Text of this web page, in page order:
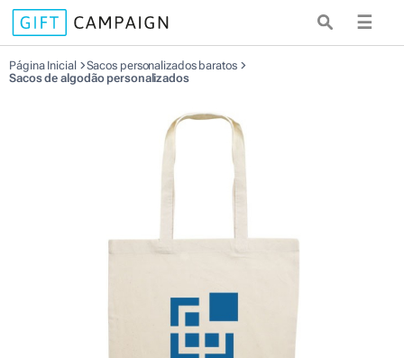
☰
Página Inicial
Sacos personalizados baratos
Sacos de algodão personalizados